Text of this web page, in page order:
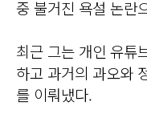
중 불거진 욕설 논란
최근 그는 개인 유튜
하고 과거의 과오와
를 이뤄냈다.